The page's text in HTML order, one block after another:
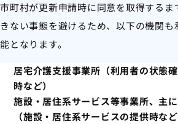
市町村が更新申請時に同意を取得するま
きない事態を避けるため、以下の機関
能となります。
居宅介護支援事業所（利用者の状態
時など）
施設・居住系サービス等事業所、主
（施設・居住系サービスの提供時など